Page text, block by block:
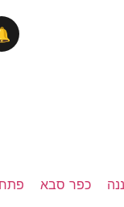
כפר סבא פתח